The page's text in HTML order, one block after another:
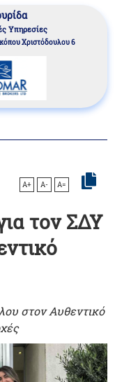
Υπηρεσίες
Χριστόδουλου 6
A+ A- A=
τον ΣΔΥ
στον Αυθεντικό